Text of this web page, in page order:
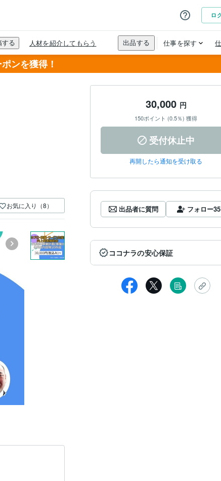
ンを獲得！
お気に入り（8）
30,000 円
150ポイント (0.5％) 獲得
受付休止中
再開したら通知を受け取る
出品者に質問 フォロー35
ココナラの安心保証